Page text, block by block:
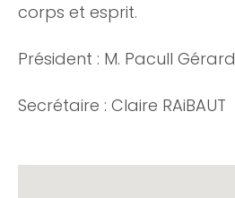
corps et esprit.
Président : M. Pacull Gérard
Secrétaire : Claire RAiBAUT